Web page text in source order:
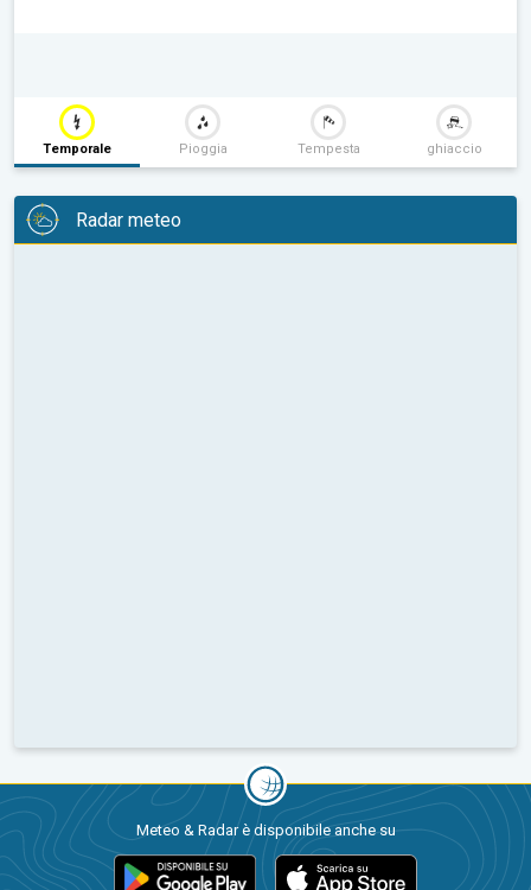
Temporale Pioggia Tempesta ghiaccio
Radar meteo
Meteo & Radar è disponibile anche su